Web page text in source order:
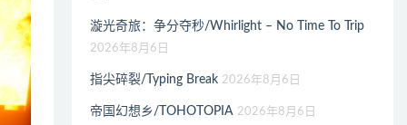
漩光奇旅：争分夺秒/Whirlight – No Time To Trip
2026年8月6日
指尖碎裂/Typing Break 2026年8月6日
帝国幻想乡/TOHOTOPIA 2026年8月6日